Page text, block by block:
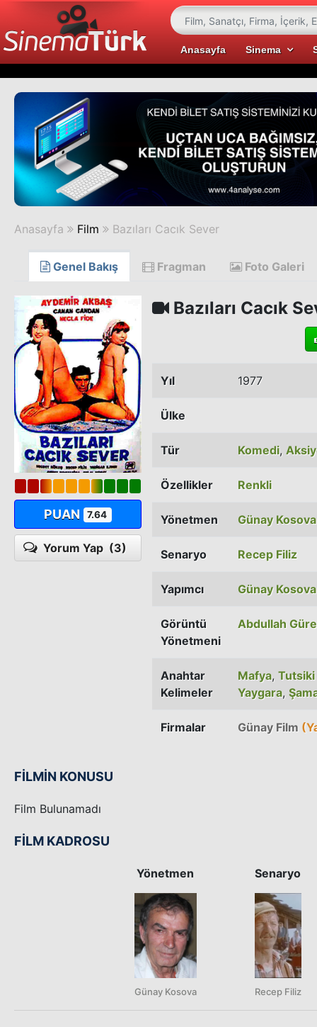
Anasayfa Sinema
Anasayfa Film Bazıları Cacık Sever
Genel Bakış Fragman Foto Galeri
PUAN 7.64
Yorum Yap (3)
Bazıları Cacık
Yıl 1977
Ülke
Tür Komedi,
Özellikler Renkli
Yönetmen Günay Kosova
Senaryo Recep Filiz
Yapımcı Günay Kosova
Görüntü
Yönetmeni
Abdullah
Anahtar
Kelimeler
Mafya, Tutsiki
Yaygara,
Firmalar Günay Film
FİLMİN KONUSU
Film Bulunamadı
FİLM KADROSU
Yönetmen
Günay Kosova
Senaryo
Recep Filiz